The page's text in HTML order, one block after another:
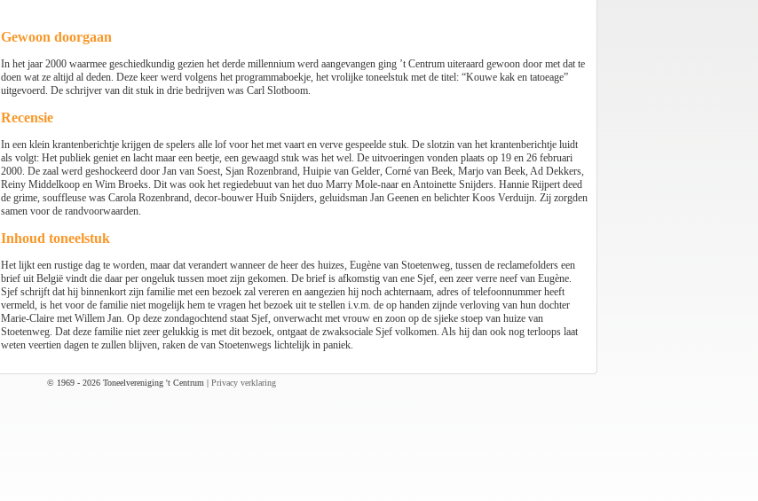
Gewoon doorgaan
In het jaar 2000 waarmee geschiedkundig gezien het derde millennium werd aangevangen ging ’t Centrum uiteraard gewoon door met dat te
doen wat ze altijd al deden. Deze keer werd volgens het programmaboekje, het vrolijke toneelstuk met de titel: “Kouwe kak en tatoeage”
uitgevoerd. De schrijver van dit stuk in drie bedrijven was Carl Slotboom.
Recensie
In een klein krantenberichtje krijgen de spelers alle lof voor het met vaart en verve gespeelde stuk. De slotzin van het krantenberichtje luidt
als volgt: Het publiek geniet en lacht maar een beetje, een gewaagd stuk was het wel. De uitvoeringen vonden plaats op 19 en 26 februari
2000. De zaal werd geshockeerd door Jan van Soest, Sjan Rozenbrand, Huipie van Gelder, Corné van Beek, Marjo van Beek, Ad Dekkers,
Reiny Middelkoop en Wim Broeks. Dit was ook het regiedebuut van het duo Marry Mole-naar en Antoinette Snijders. Hannie Rijpert deed
de grime, souffleuse was Carola Rozenbrand, decor-bouwer Huib Snijders, geluidsman Jan Geenen en belichter Koos Verduijn. Zij zorgden
samen voor de randvoorwaarden.
Inhoud toneelstuk
Het lijkt een rustige dag te worden, maar dat verandert wanneer de heer des huizes, Eugène van Stoetenweg, tussen de reclamefolders een
brief uit België vindt die daar per ongeluk tussen moet zijn gekomen. De brief is afkomstig van ene Sjef, een zeer verre neef van Eugène.
Sjef schrijft dat hij binnenkort zijn familie met een bezoek zal vereren en aangezien hij noch achternaam, adres of telefoonnummer heeft
vermeld, is het voor de familie niet mogelijk hem te vragen het bezoek uit te stellen i.v.m. de op handen zijnde verloving van hun dochter
Marie-Claire met Willem Jan. Op deze zondagochtend staat Sjef, onverwacht met vrouw en zoon op de sjieke stoep van huize van
Stoetenweg. Dat deze familie niet zeer gelukkig is met dit bezoek, ontgaat de zwaksociale Sjef volkomen. Als hij dan ook nog terloops laat
weten veertien dagen te zullen blijven, raken de van Stoetenwegs lichtelijk in paniek.
© 1969 - 2026 Toneelvereniging 't Centrum | Privacy verklaring